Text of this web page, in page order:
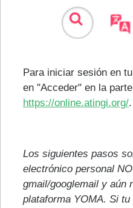
Para iniciar sesión en
en "Acceder" en la
https://online.atingi.org/.
Los siguientes pasos
electrónico personal
gmail/googlemail y aún
plataforma YOMA. Si